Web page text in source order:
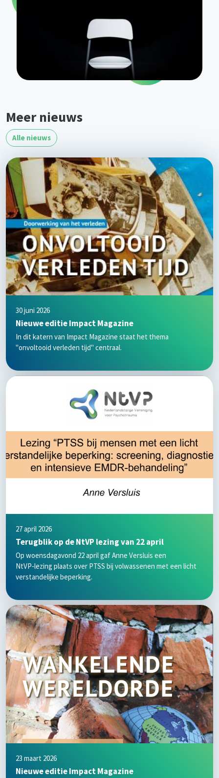
Meer nieuws
Alle nieuws
30 juni 2026
Nieuwe editie Impact Magazine
In dit katern van Impact Magazine staat het thema
"onvoltooid verleden tijd" centraal.
27 april 2026
Terugblik op de NtVP lezing van 22 april
Op woensdagavond 22 april gaf Anne Versluis een
NtVP‑lezing plaats over PTSS bij volwassenen met een licht
verstandelijke beperking.
23 maart 2026
Nieuwe editie Impact Magazine